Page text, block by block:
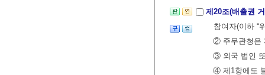
제20조(배출권
참여자(이하 “
② 주무관청은
③ 외국 법인
④ 제1항에도